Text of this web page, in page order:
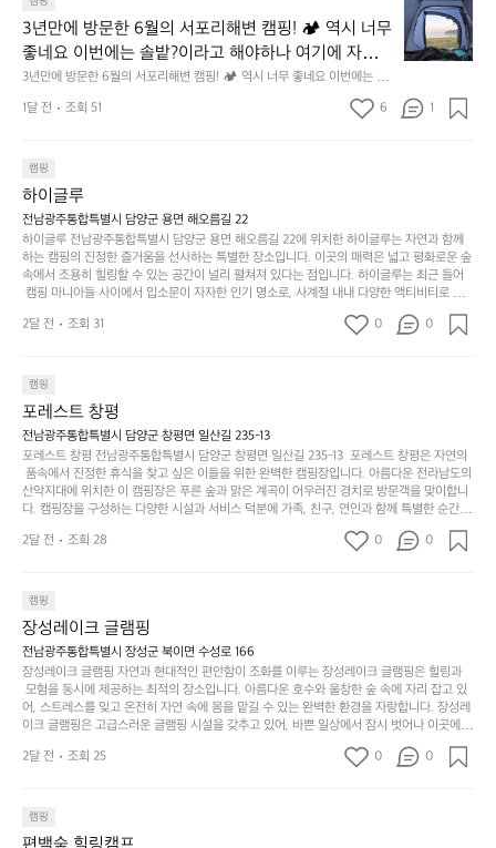
나
잠
에
기
까
이
걸
리
는
순
다.
그
럴
때
는
차
을
가
려
보
세
요.
지
의
초
기
품
갑’입
니
다.
일
상
에
고
다
니
고
싶
어
는
크
기,
무
게,
할
수
있
록.
분
하
고,
단
순
하
하
지
않
은
디
자
웃
도
어
의
경
3년만에 방문한 6월의 서포리해변 캠핑! 🏕 역시 너무
좋네요 이번에는 솔밭?이라고 해야하나 여기에 자리를
잡았는데 정말 시원하고 경치도 좋네요  서해치고 물도
맑은편, 아이들도 놀기 좋고 1박 2일은 넘 짧게 느껴지
네요  .1박 1동 1만원 (수금은 7시쯤, 동네에서 관리) .수
바로 화장실있음 .5분거리 cu .2분거리 음식점  항구에
서부터 해변까지 버스도 다니네요 ㅎㅎㅎ 아이들 엄청
좋아하네요 점심쯤도착해서 철수할때까지 물놀이 3
타임이나 했네요 ⛱️
3년만에 방문한 6월의 서포리해변 캠핑! 🏕 역시 너무 좋네요 이번에는 솔
밭?이라고 해야하나 여기에 자리를 잡았는데 정말 시원하고 경치도 좋네요
서해치고 물도 맑은편, 아이들도 놀기 좋고 1박 2일은 넘 짧게 느껴지네요  .
항구에서부터 해변까지 버스도 다니네요 ㅎㅎㅎ 아이들 엄청 좋아하네요 점
심쯤도착해서 철수할때까지 물놀이 3타임이나 했네요 ⛱️
년
만
에
문
포
리
해
변
캠
핑!
무
좋
네
요
이
이
라
고
해
야
하
1달 전 조회 51 6 1
캠핑
하이글루
전남광주통합특별시 담양군 용면 해오름길 22
하이글루 전남광주통합특별시 담양군 용면 해오름길 22에 위치한 하이글루는 자연과 함께
하는 캠핑의 진정한 즐거움을 선사하는 특별한 장소입니다. 이곳의 매력은 넓고 평화로운 숲
속에서 조용히 힐링할 수 있는 공간이 널리 펼쳐져 있다는 점입니다. 하이글루는 최근 들어
캠핑 마니아들 사이에서 입소문이 자자한 인기 명소로, 사계절 내내 다양한 액티비티로 방
문객들을 맞이합니다. 특히, 하이글루의 독특한 시설인 글램핑 텐트는 고객들에게 아늑한 잠
자리를 제공하며, 캠핑의 매력을 한층 더해 줍니다. 밖에서는 자연의 소리를 들으며, 내부에
함께 좋은 시간을 보낼 수 있다는 것입니다. 또한, 하이글루 인근에는 다양한 트레킹 코스와
자전거 도로가 있어 아웃도어 활동을 좋아하는 이들에게 더욱 참조할 만한 장소가 됩니다.
담양의 아름다운 자연과 함께, 건강한 레저 활동을 즐기며 행복한 캠핑 경험을 쌓으실 수 있
습니다. 하이글루에서 특별한 순간을 만끽해보세요. 따뜻한 햇살과 함께하는 아침, 상징적인
담양의 죽녹원과 함께 어우러진 저녁, 그리고 고요한 밤하늘 아래에서 별을 바라보며 나누는
이야기들은 여러분의 캠핑 여행을 더욱 특별하게 만들어 줄 것입니다.  인기 정도: ★★★★
★
2달 전 조회 31 0 0
캠핑
포레스트 창평
전남광주통합특별시 담양군 창평면 일산길 235-13
포레스트 창평 전남광주통합특별시 담양군 창평면 일산길 235-13  포레스트 창평은 자연의
품속에서 진정한 휴식을 찾고 싶은 이들을 위한 완벽한 캠핑장입니다. 아름다운 전라남도의
산악지대에 위치한 이 캠핑장은 푸른 숲과 맑은 계곡이 어우러진 경치로 방문객을 맞이합니
다. 캠핑장을 구성하는 다양한 시설과 서비스 덕분에 가족, 친구, 연인과 함께 특별한 순간을
만들어갈 수 있는 최적의 공간이 됩니다.  포레스트 창평은 주말마다 직접 재배한 신선한 농
산물을 제공하는 캠핑장으로, 현지에서만 느낄 수 있는 자연의 맛을 경험할 수 있습니다. 또
으며 깊은 숙면을 취할 수 있는 기회를 제공합니다.  이곳은 자연과의 완벽한 조화를 이루며,
다채로운 야외 활동을 제공합니다. 특히 어린이들은 안전하게 놀 수 있는 놀이시설이 마련
되어 있어 부모님들과 함께 즐거운 시간을 보낼 수 있습니다. 주변의 다양한 관광지와 먹거
리를 탐험하는 재미도 포레스트 창평의 매력 중 하나입니다.  또한, 캠핑장을 방문한 후 지속
적으로 재방문하는 이들이 많아 인기가 날로 상승하고 있습니다. 포레스트 창평은 단순한 캠
핑 그 이상을 제공하며, 자연을 사랑하는 모든 이들에게 꼭 한번 경험해봐야 할 장소로 자리
잡았습니다.  인기 정도: ★★★★★
2달 전 조회 28 0 0
캠핑
장성레이크 글램핑
전남광주통합특별시 장성군 북이면 수성로 166
장성레이크 글램핑 자연과 현대적인 편안함이 조화를 이루는 장성레이크 글램핑은 힐링과
모험을 동시에 제공하는 최적의 장소입니다. 아름다운 호수와 울창한 숲 속에 자리 잡고 있
어, 스트레스를 잊고 온전히 자연 속에 몸을 맡길 수 있는 완벽한 환경을 자랑합니다. 장성레
이크 글램핑은 고급스러운 글램핑 시설을 갖추고 있어, 바쁜 일상에서 잠시 벗어나 이곳에
오면 사치스러운 휴식이 가능해집니다. 독립된 텐트에서 제공되는 특별한 불멍 공간은 소중
한 사람과 함께 따뜻한 이야기를 나눌 수 있는 소중한 시간을 만들어 줍니다. 또한, 주변의 자
을 창출하는 시간이 될 것입니다. 특히 식사를 좋아하는 분들에게는 매주 특별한 바비큐 파
티와 지역에서 나는 신선한 재료로 만든 다양한 요리를 제공하여 미각을 만족시켜 줍니다.
2달 전 조회 25 0 0
캠핑